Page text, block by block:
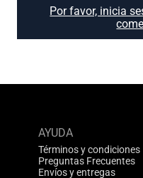
Por favor, inicia
AYUDA
Términos y condiciones
Preguntas Frecuentes
Envíos y entregas